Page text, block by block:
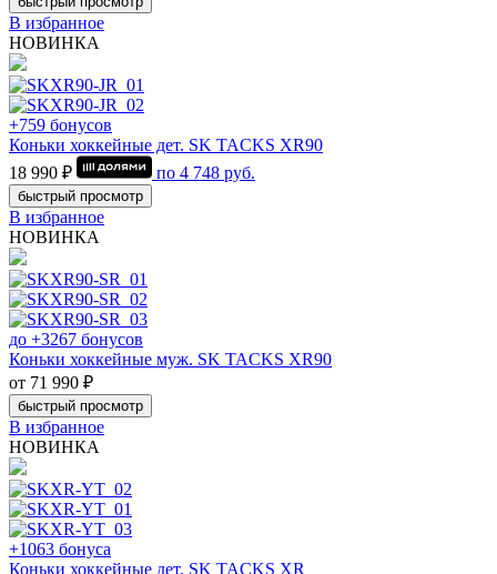
В избранное
НОВИНКА
+759 бонусов
Коньки хоккейные дет. SK TACKS XR90
18 990 ₽
по 4 748 руб.
быстрый просмотр
В избранное
НОВИНКА
до +3267 бонусов
Коньки хоккейные муж. SK TACKS XR90
от 71 990 ₽
быстрый просмотр
В избранное
НОВИНКА
+1063 бонуса
Коньки хоккейные дет. SK TACKS XR